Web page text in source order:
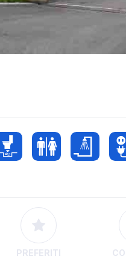
PREFERITI